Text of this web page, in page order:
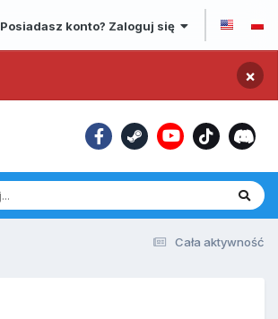
Posiadasz konto? Zaloguj się
×
Cała aktywność